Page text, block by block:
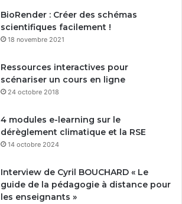
BioRender : Créer des schémas
scientifiques facilement !
18 novembre 2021
Ressources interactives pour
scénariser un cours en ligne
24 octobre 2018
4 modules e-learning sur le
dérèglement climatique et la RSE
14 octobre 2024
Interview de Cyril BOUCHARD « Le
guide de la pédagogie à distance pour
les enseignants »